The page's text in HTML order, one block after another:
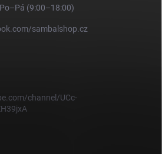
(9:00–18:00)
sambalshop.cz
channel/UCc-